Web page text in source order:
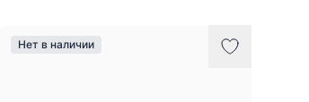
Нет в наличии